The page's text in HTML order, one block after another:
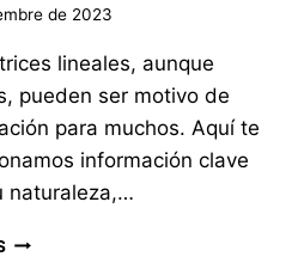
de 2023
lineales, aunque
pueden ser motivo de
para muchos. Aquí te
información clave
naturaleza,…
CICATRICES